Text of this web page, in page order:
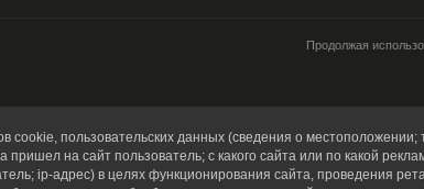
Продолжая
cookie, пользовательских данных (сведения о местоположении;
на сайт пользователь; с какого сайта или по какой
ip-адрес) в целях функционирования сайта, проведения